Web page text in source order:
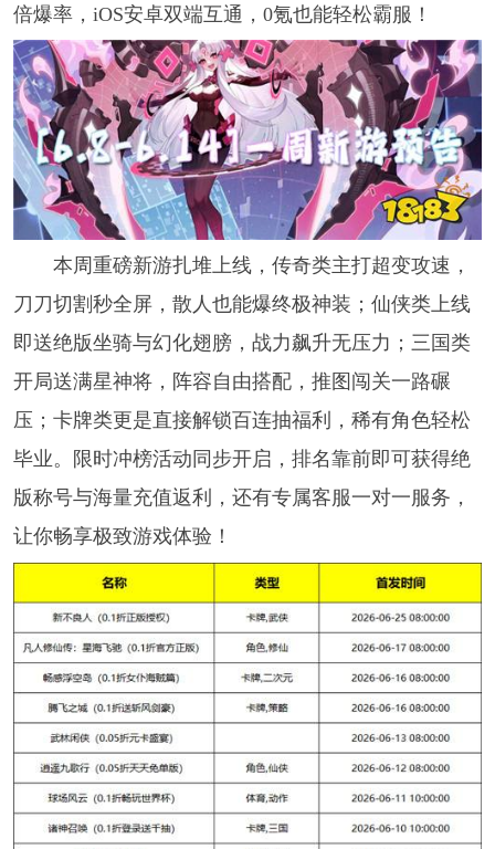
倍爆率，iOS安卓双端互通，0氪也能轻松霸服！
本周重磅新游扎堆上线，传奇类主打超变攻速，
刀刀切割秒全屏，散人也能爆终极神装；仙侠类上线
即送绝版坐骑与幻化翅膀，战力飙升无压力；三国类
开局送满星神将，阵容自由搭配，推图闯关一路碾
压；卡牌类更是直接解锁百连抽福利，稀有角色轻松
毕业。限时冲榜活动同步开启，排名靠前即可获得绝
版称号与海量充值返利，还有专属客服一对一服务，
让你畅享极致游戏体验！